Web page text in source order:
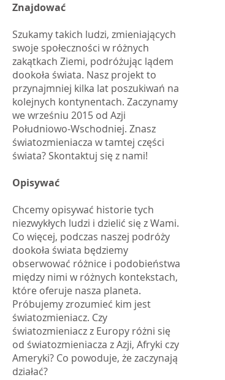
Znajdować
Szukamy takich ludzi, zmieniających
swoje społeczności w różnych
zakątkach Ziemi, podróżując lądem
dookoła świata. Nasz projekt to
przynajmniej kilka lat poszukiwań na
kolejnych kontynentach. Zaczynamy
we wrześniu 2015 od Azji
Południowo-Wschodniej. Znasz
światozmieniacza w tamtej części
świata? Skontaktuj się z nami!
Opisywać
Chcemy opisywać historie tych
niezwykłych ludzi i dzielić się z Wami.
Co więcej, podczas naszej podróży
dookoła świata będziemy
obserwować różnice i podobieństwa
między nimi w różnych kontekstach,
które oferuje nasza planeta.
Próbujemy zrozumieć kim jest
światozmieniacz. Czy
światozmieniacz z Europy różni się
od światozmieniacza z Azji, Afryki czy
Ameryki? Co powoduje, że zaczynają
działać?